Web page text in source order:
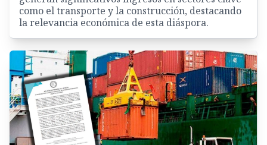
como el transporte y la construcción, destacando
la relevancia económica de esta diáspora.